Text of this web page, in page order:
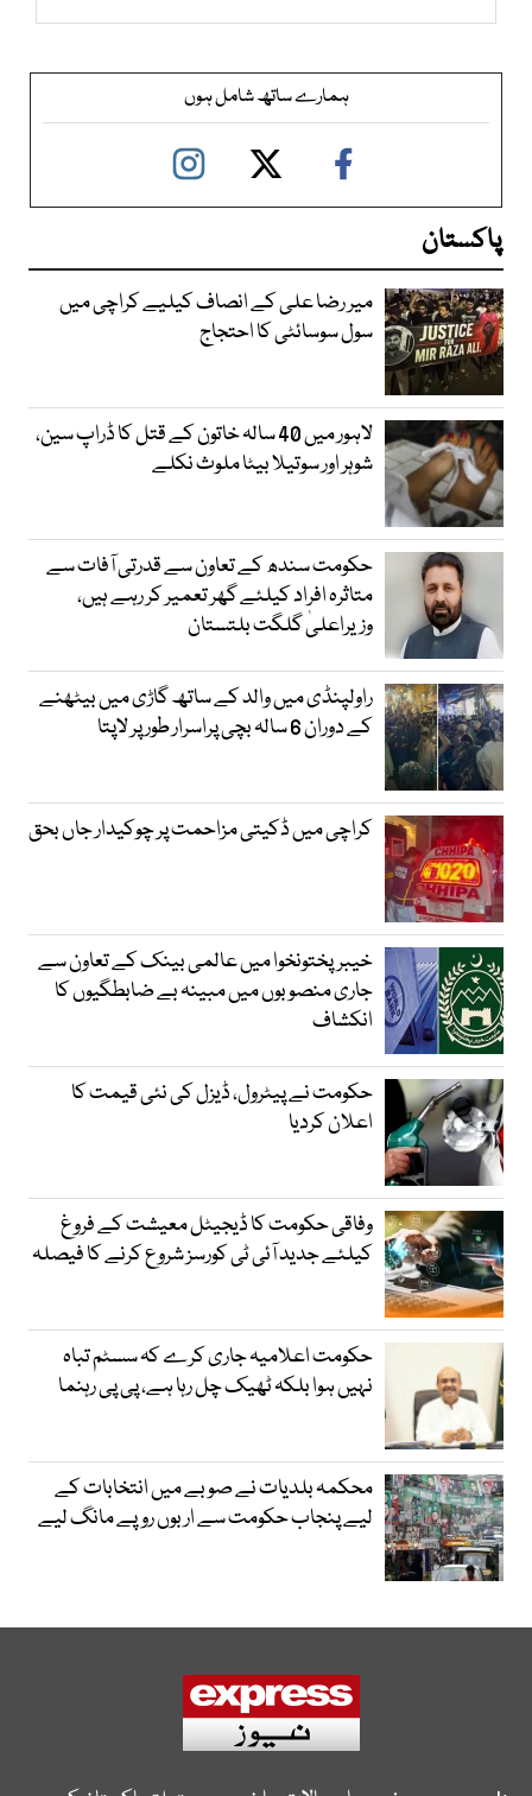
ہمارے ساتھ شامل ہوں
پاکستان
میر رضا علی کے انصاف کیلیے کراچی میں
سول سوسائٹی کا احتجاج
لاہور میں 40 سالہ خاتون کے قتل کا ڈراپ سین،
شوہر اور سوتیلا بیٹا ملوث نکلے
حکومت سندھ کے تعاون سے قدرتی آفات سے
متاثرہ افراد کیلئے گھر تعمیر کر رہے ہیں،
وزیراعلیٰ گلگت بلتستان
راولپنڈی میں والد کے ساتھ گاڑی میں بیٹھنے
کے دوران 6 سالہ بچی پراسرار طور پر لاپتا
کراچی میں ڈکیتی مزاحمت پر چوکیدار جاں بحق
خیبرپختونخوا میں عالمی بینک کے تعاون سے
جاری منصوبوں میں مبینہ بے ضابطگیوں کا
انکشاف
حکومت نے پیٹرول، ڈیزل کی نئی قیمت کا
اعلان کردیا
وفاقی حکومت کا ڈیجیٹل معیشت کے فروغ
کیلئے جدید آئی ٹی کورسز شروع کرنے کا فیصلہ
حکومت اعلامیہ جاری کرے کہ سسٹم تباہ
نہیں ہوا بلکہ ٹھیک چل رہا ہے، پی پی رہنما
محکمہ بلدیات نے صوبے میں انتخابات کے
لیے پنجاب حکومت سے اربوں روپے مانگ لیے